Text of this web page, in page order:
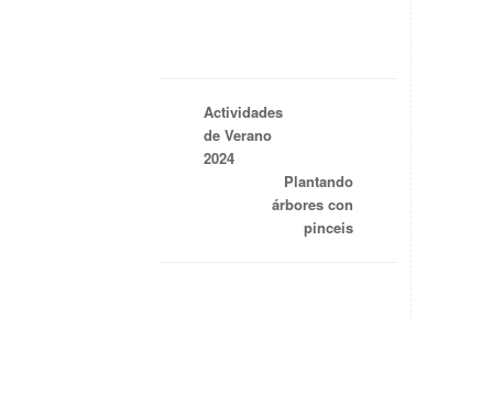
Actividades
de Verano
2024
Plantando
árbores con
pinceis